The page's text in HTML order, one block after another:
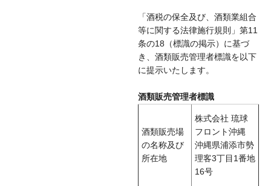
「酒税の保全及び、酒類業組合
等に関する法律施行規則」第11
条の18（標識の掲示）に基づ
き、酒類販売管理者標識を以下
に提示いたします。
酒類販売管理者標識
酒類販売場
の名称及び
所在地
株式会社 琉球
フロント沖縄
沖縄県浦添市勢
理客3丁目1番地
16号